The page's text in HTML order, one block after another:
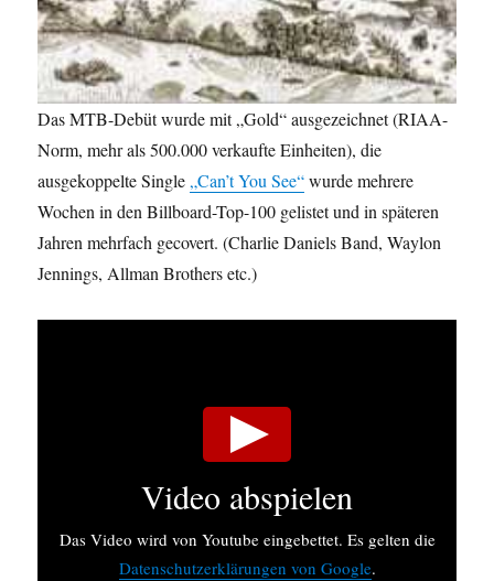
Das MTB-Debüt wurde mit „Gold“ ausgezeichnet (RIAA-
Norm, mehr als 500.000 verkaufte Einheiten), die
ausgekoppelte Single„Can’t You See“wurde mehrere
Wochen in den Billboard-Top-100 gelistet und in späteren
Jahren mehrfach gecovert. (Charlie Daniels Band, Waylon
Jennings, Allman Brothers etc.)
Video abspielen
Das Video wird von Youtube eingebettet. Es gelten die
Datenschutzerklärungen von Google.